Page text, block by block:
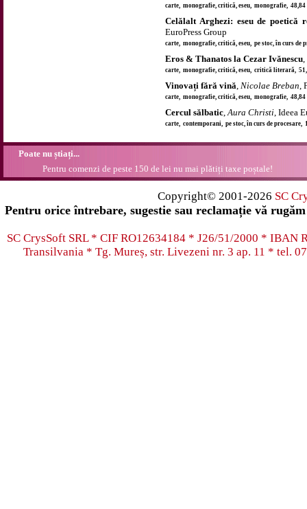
carte, monografie, critică, eseu, monografie,
Celălalt Arghezi: eseu de
EuroPress Group
carte, monografie, critică, eseu, pe stoc, în curs de
Eros & Thanatos la Cezar Ivănescu,
carte, monografie, critică, eseu, critică literară,
Vinovați fără vină, Nicolae Breban,
carte, monografie, critică, eseu, monografie,
Cercul sălbatic,Aura Christi, Ideea
carte, contemporani, pe stoc, în curs de
Poate nu știați...
Pentru comenzi de peste 150 de lei nu mai plătiți taxe poștale!
Copyright© 2001-2026 SC
Pentru orice întrebare, sugestie sau reclamație vă
SC CrysSoft SRL * CIF RO12634184 * J26/51/2000 * IBAN
Transilvania * Tg. Mureș, str. Livezeni nr. 3 ap. 11 * tel.